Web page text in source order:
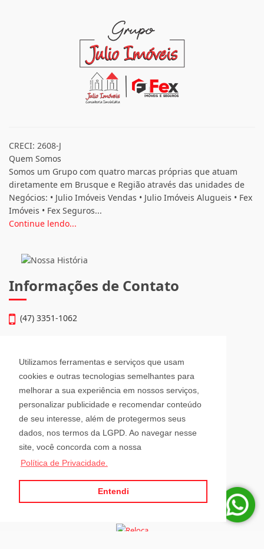
Utilizamos ferramentas e serviços que usam
cookies e outras tecnologias semelhantes para
melhorar a sua experiência em nossos serviços,
personalizar publicidade e recomendar conteúdo
de seu interesse, além de protegermos seus
dados, nos termos da LGPD. Ao navegar nesse
site, você concorda com a nossa
Política de Privacidade.
Entendi
CRECI: 2608-J
Quem Somos
Somos um Grupo com quatro marcas próprias que atuam
diretamente em Brusque e Região através das unidades de
Negócios: • Julio Imóveis Vendas • Julio Imóveis Alugueis • Fex
Imóveis • Fex Seguros...
Continue lendo...
Informações de Contato
(47) 3351-1062
Avenida Hugo Schlösser, 69, Jardim Maluche
Brusque - Santa Catarina
CEP: 88354-300
Horário de Atendimento
Segunda a Sexta-Feira
08h00 - 12h00 e 13h30 - 18h00
08h30 - 12h00